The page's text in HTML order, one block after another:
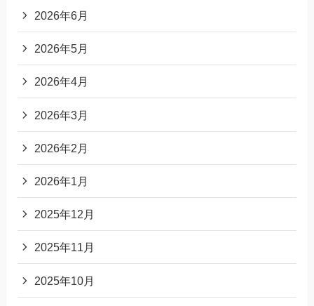
2026年6月
2026年5月
2026年4月
2026年3月
2026年2月
2026年1月
2025年12月
2025年11月
2025年10月